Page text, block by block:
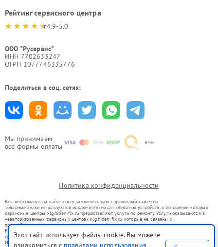
Мы принимаем
все формы оплаты
Рейтинг сервисного центра
4.9-5.0
ООО "Русервис"
ИНН 7702633247
ОГРН 1077746335776
Поделиться в соц. сетях:
Политика конфиденциальности
Вся информация на сайте носит исключительно справочный характер.
Товарные знаки используются исключительно для описания устройств, в отношении которых
сервисные центры klg.hiden-fix.ru предоставляют услуги по ремонту. Услуги оказываются в
неавторизованных сервисных центрах klg.hiden-fix.ru, которые не связаны с
правообладателями товарных знаков или их официальными представителями.
Ремонт осуществляется для устройств, уже введенных в гражданский оборот в соответствии
со статьей 1487 ГК РФ.
Использование товарных знаков не преследует цели индивидуализации услуг или введения
Этот сайт использует файлы cookie. Вы можете
ознакомиться с правилами использования